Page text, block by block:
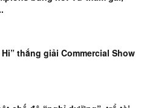
Hi” thắng giải Commercial Show